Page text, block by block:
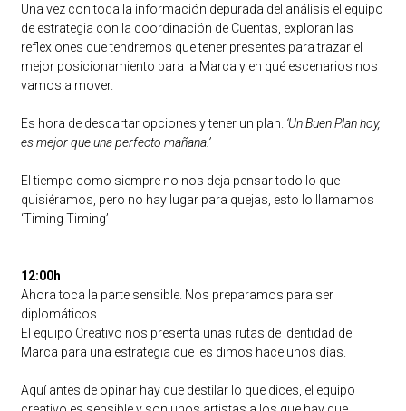
Una vez con toda la información depurada del análisis el equipo
de estrategia con la coordinación de Cuentas, exploran las
reflexiones que tendremos que tener presentes para trazar el
mejor posicionamiento para la Marca y en qué escenarios nos
vamos a mover.
Es hora de descartar opciones y tener un plan. ‘Un Buen Plan hoy,
es mejor que una perfecto mañana.’
El tiempo como siempre no nos deja pensar todo lo que
quisiéramos, pero no hay lugar para quejas, esto lo llamamos
‘Timing Timing’
12:00h
Ahora toca la parte sensible. Nos preparamos para ser
diplomáticos.
El equipo Creativo nos presenta unas rutas de Identidad de
Marca para una estrategia que les dimos hace unos días.
Aquí antes de opinar hay que destilar lo que dices, el equipo